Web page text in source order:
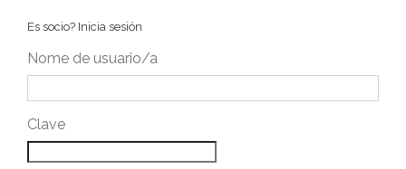
Es socio? Inicia sesión
Nome de usuario/a
Clave